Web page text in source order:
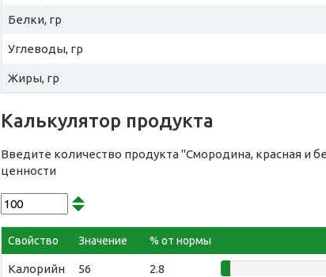
Белки, гр
Углеводы, гр
Жиры, гр
Калькулятор продукта
Введите количество продукта "Смородина, красная и
ценности
Свойство Значение % от нормы
Калорийн
56 2.8